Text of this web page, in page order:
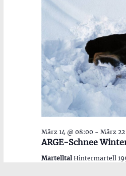
ARGE-Schnee
März 14 @ 08:00 -März 22
MartelltalHintermartell